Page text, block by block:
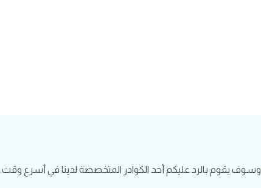
وسوف يقوم بالرد عليكم أحد الكوادر المتخصصة لدينا في أسرع وقت.